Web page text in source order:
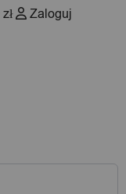
zł
Zaloguj